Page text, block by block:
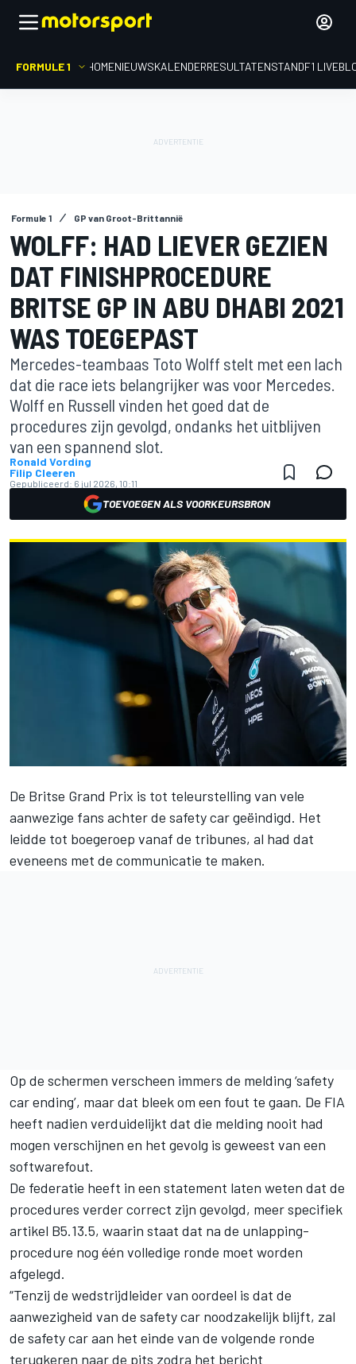
FORMULE 1 HOMENIEUWSKALENDERRESULTATENSTANDF1
Formule 1 GP van Groot-Brittannië
WOLFF: HAD LIEVER GEZIEN
DAT FINISHPROCEDURE
BRITSE GP IN ABU DHABI 2021
WAS TOEGEPAST
Mercedes-teambaas Toto Wolff stelt met een lach
dat die race iets belangrijker was voor Mercedes.
Wolff en Russell vinden het goed dat de
procedures zijn gevolgd, ondanks het uitblijven
van een spannend slot.
Ronald Vording
Filip Cleeren
Gepubliceerd: 6 jul 2026, 10:11
TOEVOEGEN ALS VOORKEURSBRON
De Britse Grand Prix is tot teleurstelling van vele
aanwezige fans achter de safety car geëindigd. Het
leidde tot boegeroep vanaf de tribunes, al had dat
eveneens met de communicatie te maken.
Op de schermen verscheen immers de melding ‘safety
car ending’, maar dat bleek om een fout te gaan. De FIA
heeft nadien verduidelijkt dat die melding nooit had
mogen verschijnen en het gevolg is geweest van een
softwarefout.
De federatie heeft in een statement laten weten dat de
procedures verder correct zijn gevolgd, meer specifiek
artikel B5.13.5, waarin staat dat na de unlapping-
procedure nog één volledige ronde moet worden
afgelegd.
“Tenzij de wedstrijdleider van oordeel is dat de
aanwezigheid van de safety car noodzakelijk blijft, zal
de safety car aan het einde van de volgende ronde
terugkeren naar de pits zodra het bericht